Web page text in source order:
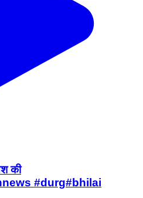
की
#durg#bhilai